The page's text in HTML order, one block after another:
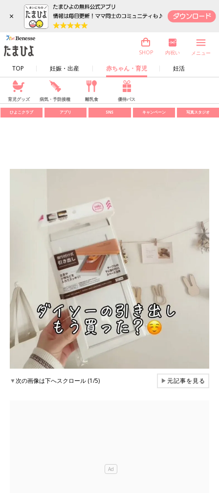
×
TOP 妊娠・出産 赤ちゃん・育児 妊活
SHOP 内祝い メニュー
育児グッズ 病気・予防接種 離乳食 優待パス
ひよこクラブ アプリ SNS キャンペーン 写真スタジオ
▼次の画像は下へスクロール (1/5) ▶元記事を見る